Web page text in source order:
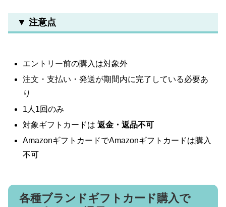
▼ 注意点
エントリー前の購入は対象外
注文・支払い・発送が期間内に完了している必要あ
り
1人1回のみ
対象ギフトカードは返金・返品不可
AmazonギフトカードでAmazonギフトカードは購入
不可
各種ブランドギフトカード購入で